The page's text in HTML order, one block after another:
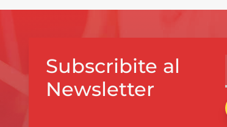
Subscribite al
Newsletter